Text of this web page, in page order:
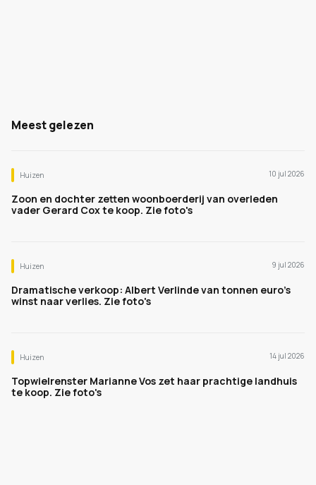
Meest gelezen
Huizen 10 jul 2026
Zoon en dochter zetten woonboerderij van overleden
vader Gerard Cox te koop. Zie foto's
Huizen 9 jul 2026
Dramatische verkoop: Albert Verlinde van tonnen euro's
winst naar verlies. Zie foto's
Huizen 14 jul 2026
Topwielrenster Marianne Vos zet haar prachtige landhuis
te koop. Zie foto's